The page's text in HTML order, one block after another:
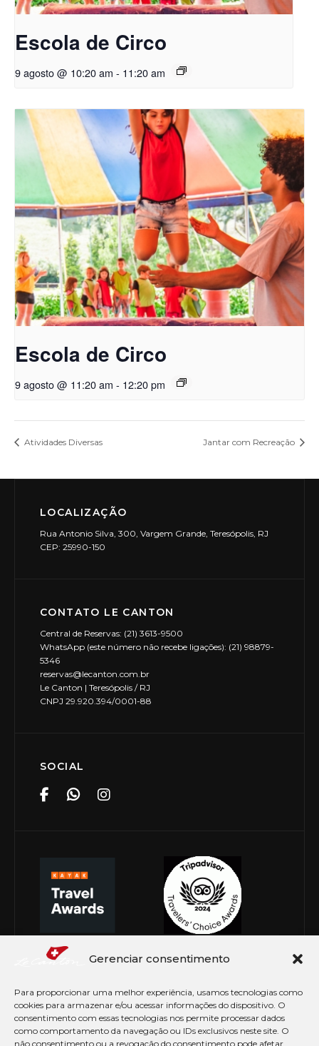
Gerenciar consentimento
Para proporcionar uma melhor experiência, usamos tecnologias como
cookies para armazenar e/ou acessar informações do dispositivo. O
consentimento com essas tecnologias nos permite processar dados
como comportamento da navegação ou IDs exclusivos neste site. O
não consentimento ou a revogação do consentimento pode afetar
Escola de Circo
9 agosto @ 10:20 am - 11:20 am
Escola de Circo
9 agosto @ 11:20 am - 12:20 pm
Atividades Diversas Jantar com Recreação
LOCALIZAÇÃO
Rua Antonio Silva, 300, Vargem Grande, Teresópolis, RJ
CEP: 25990-150
CONTATO LE CANTON
Central de Reservas: (21) 3613-9500
WhatsApp (este número não recebe ligações): (21) 98879-
5346
reservas@lecanton.com.br
Le Canton | Teresópolis / RJ
CNPJ 29.920.394/0001-88
SOCIAL